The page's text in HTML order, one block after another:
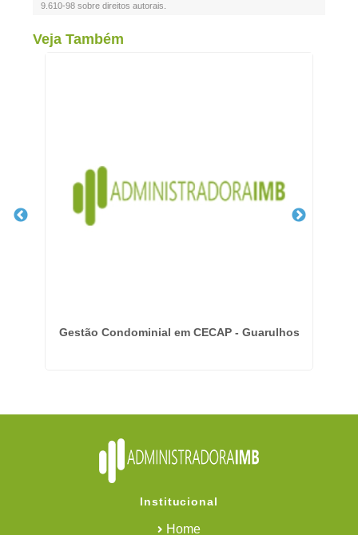
9.610-98 sobre direitos autorais
Veja Também
Gestão Condominial em CECAP - Guarulhos
Institucional
Home